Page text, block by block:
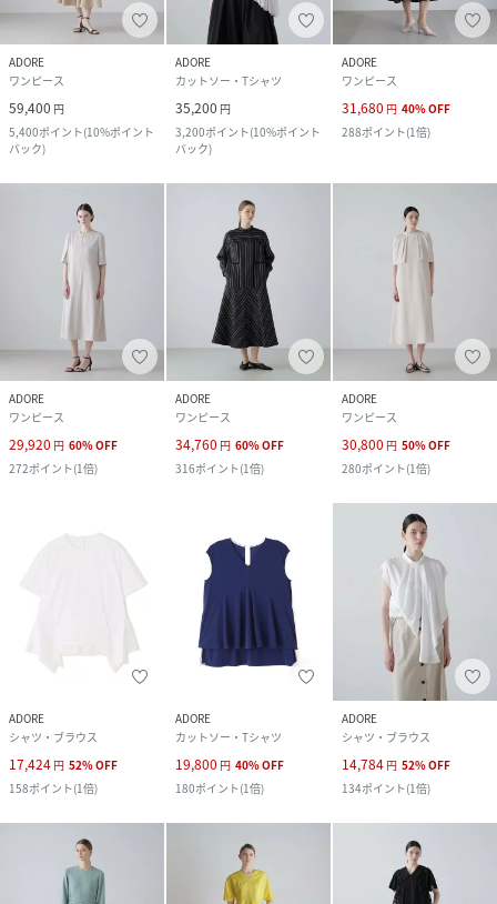
ADORE
ワンピース
59,400 円
5,400ポイント(10%ポイント
バック)
ADORE
カットソー・Tシャツ
35,200 円
3,200ポイント(10%ポイント
バック)
ADORE
ワンピース
31,680 円 40%OFF
288ポイント(1倍)
ADORE
ワンピース
29,920 円 60%OFF
272ポイント(1倍)
ADORE
ワンピース
34,760 円 60%OFF
316ポイント(1倍)
ADORE
ワンピース
30,800 円 50%OFF
280ポイント(1倍)
ADORE
シャツ・ブラウス
17,424 円 52%OFF
158ポイント(1倍)
ADORE
カットソー・Tシャツ
19,800 円 40%OFF
180ポイント(1倍)
ADORE
シャツ・ブラウス
14,784 円 52%OFF
134ポイント(1倍)